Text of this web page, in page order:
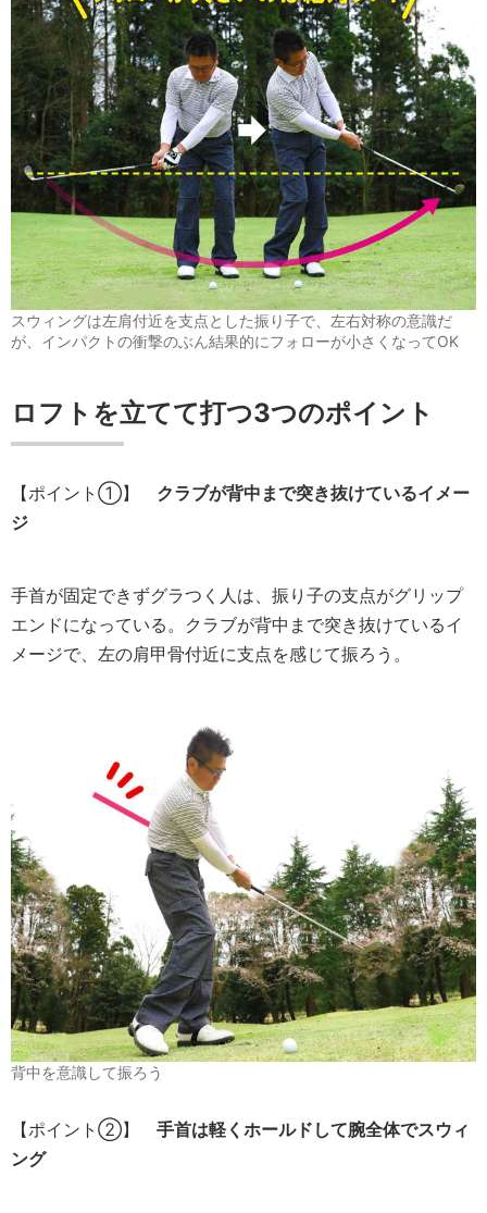
スウィングは左肩付近を支点とした振り子で、左右対称の意識だ
が、インパクトの衝撃のぶん結果的にフォローが小さくなってOK
ロフトを立てて打つ3つのポイント
【ポイント①】
クラブが背中まで突き抜けているイメー
ジ
手首が固定できずグラつく人は、振り子の支点がグリップ
エンドになっている。クラブが背中まで突き抜けているイ
メージで、左の肩甲骨付近に支点を感じて振ろう。
背中を意識して振ろう
【ポイント②】
手首は軽くホールドして腕全体でスウィ
ング